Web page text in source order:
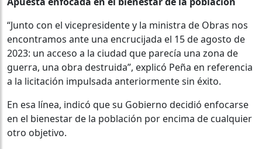
“Junto con el vicepresidente y la ministra de Obras nos
encontramos ante una encrucijada el 15 de agosto de
2023: un acceso a la ciudad que parecía una zona de
guerra, una obra destruida”, explicó Peña en referencia
a la licitación impulsada anteriormente sin éxito.
En esa línea, indicó que su Gobierno decidió enfocarse
en el bienestar de la población por encima de cualquier
otro objetivo.